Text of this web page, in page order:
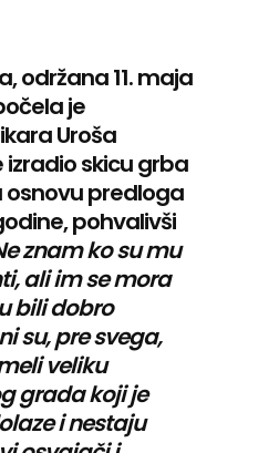
održana 11. maja
je
Uroša
izradio skicu grba
predloga
pohvalivši
znam ko su mu
ali im se mora
bili dobro
su, pre svega,
veliku
grada koji je
i nestaju